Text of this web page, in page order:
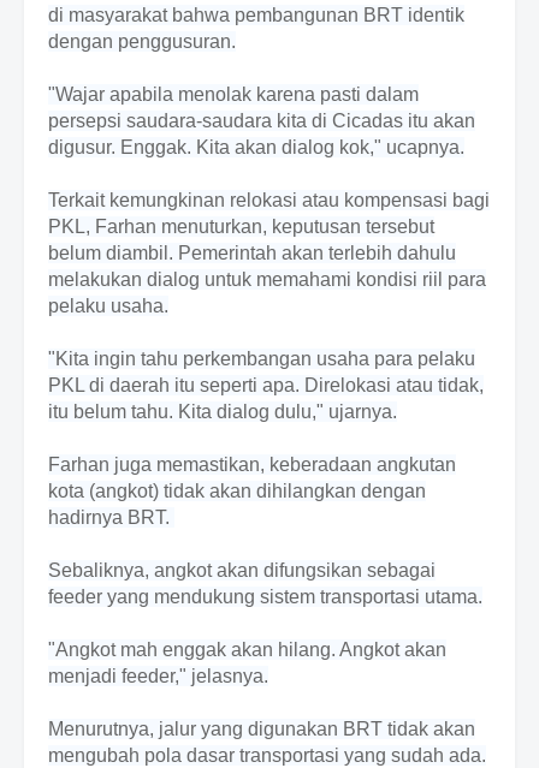
di masyarakat bahwa pembangunan BRT identik
dengan penggusuran.
"Wajar apabila menolak karena pasti dalam
persepsi saudara-saudara kita di Cicadas itu akan
digusur. Enggak. Kita akan dialog kok," ucapnya.
Terkait kemungkinan relokasi atau kompensasi bagi
PKL, Farhan menuturkan, keputusan tersebut
belum diambil. Pemerintah akan terlebih dahulu
melakukan dialog untuk memahami kondisi riil para
pelaku usaha.
"Kita ingin tahu perkembangan usaha para pelaku
PKL di daerah itu seperti apa. Direlokasi atau tidak,
itu belum tahu. Kita dialog dulu," ujarnya.
Farhan juga memastikan, keberadaan angkutan
kota (angkot) tidak akan dihilangkan dengan
hadirnya BRT.
Sebaliknya, angkot akan difungsikan sebagai
feeder yang mendukung sistem transportasi utama.
"Angkot mah enggak akan hilang. Angkot akan
menjadi feeder," jelasnya.
Menurutnya, jalur yang digunakan BRT tidak akan
mengubah pola dasar transportasi yang sudah ada.